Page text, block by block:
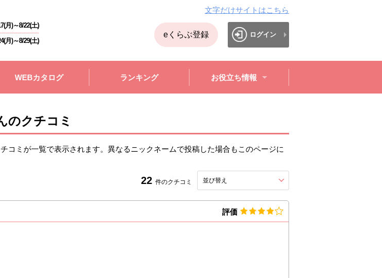
月)～8/22(土)
月)～8/29(土)
文字だけサイトはこちら
eくらぶ登録 ログイン
WEBカタログ ランキング お役立ち情報
のクチコミ
コミが一覧で表示されます。異なるニックネームで投稿した場合もこのページに
22 件のクチコミ 並び替え
評価